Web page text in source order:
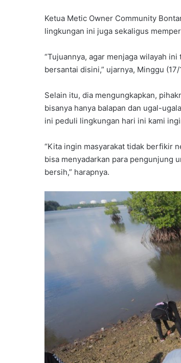
Ketua Metic Owner Community
lingkungan ini juga sekaligus
“Tujuannya, agar menjaga wilayah
bersantai disini,” ujarnya, Minggu (17/
Selain itu, dia mengungkapkan,
bisanya hanya balapan dan ugal-
ini peduli lingkungan hari ini kami
“Kita ingin masyarakat tidak berfikir
bisa menyadarkan para pengunjung
bersih,” harapnya.
Partai
Gelora
Kaltim
Gelar
Ideologisasi
Pemahaman
Tantangan
Global
Juni 7, 2026
Partai
Tantangan